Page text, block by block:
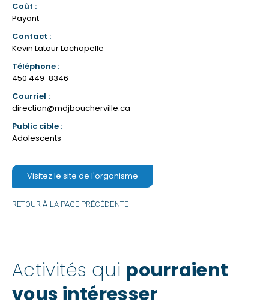
Coût :
Payant
Contact :
Kevin Latour Lachapelle
Téléphone :
450 449-8346
Courriel :
direction@mdjboucherville.ca
Public cible :
Adolescents
Visitez le site de l'organisme
RETOUR À LA PAGE PRÉCÉDENTE
Activités qui pourraient
vous intéresser